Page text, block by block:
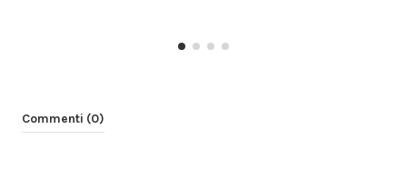
Commenti (0)